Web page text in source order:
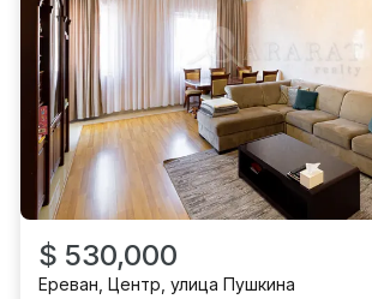
$ 530,000
Ереван Центр улица Пушкина